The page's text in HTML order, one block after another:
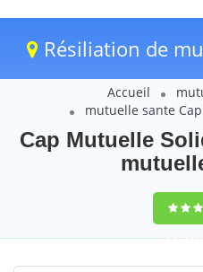
Résiliation de
Accueil
mutuelle sante
Cap Mutuelle
9,5